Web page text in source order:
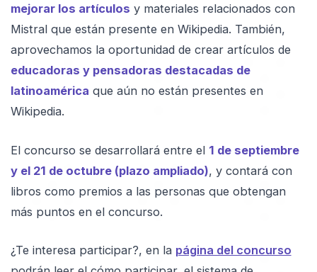
mejorar los artículos y materiales relacionados con
Mistral que están presente en Wikipedia. También,
aprovechamos la oportunidad de crear artículos de
educadoras y pensadoras destacadas de
latinoamérica que aún no están presentes en
Wikipedia.
El concurso se desarrollará entre el 1 de septiembre
y el 21 de octubre (plazo ampliado), y contará con
libros como premios a las personas que obtengan
más puntos en el concurso.
¿Te interesa participar?, en la página del concurso